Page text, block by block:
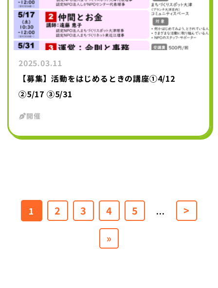
2025.03.11
【募集】活動をはじめるときの講座①4/12
②5/17 ③5/31
開催
1 2 3 4 5 ...
>
»